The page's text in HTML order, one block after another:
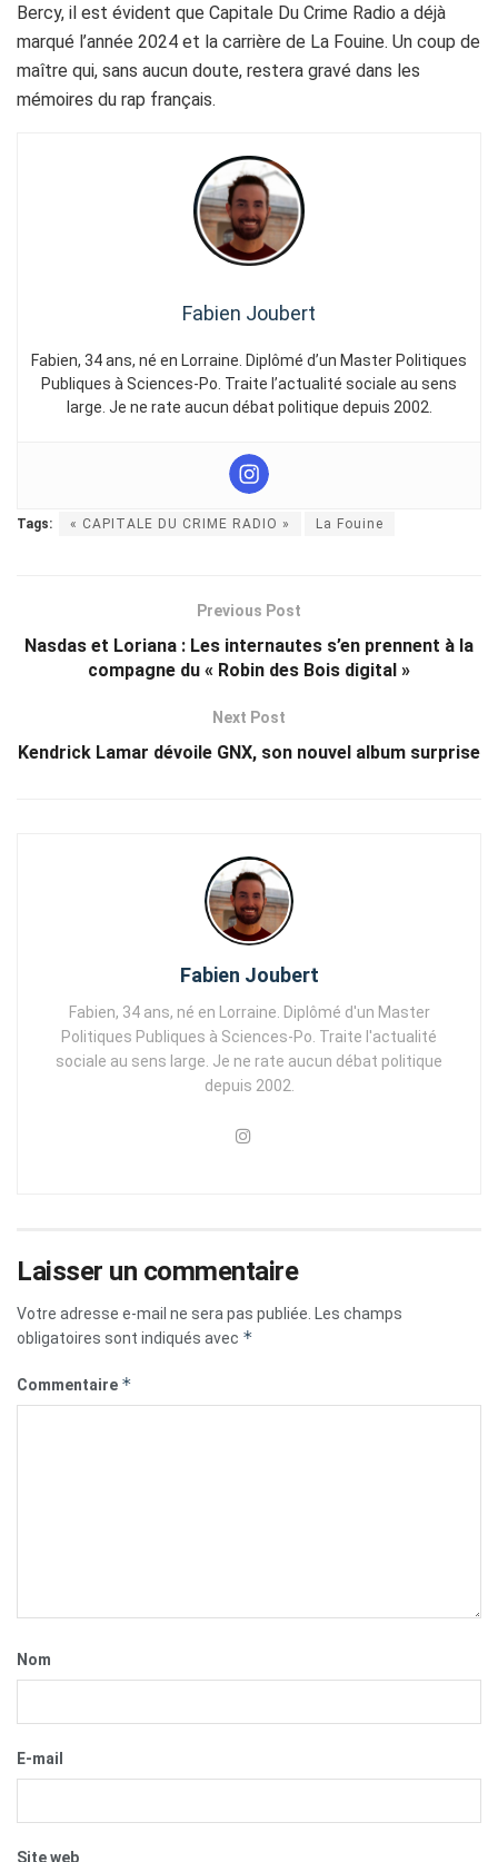
Bercy, il est évident que Capitale Du Crime Radio a déjà
marqué l’année 2024 et la carrière de La Fouine. Un coup de
maître qui, sans aucun doute, restera gravé dans les
mémoires du rap français.
Fabien Joubert
Fabien, 34 ans, né en Lorraine. Diplômé d’un Master Politiques
Publiques à Sciences-Po. Traite l’actualité sociale au sens
large. Je ne rate aucun débat politique depuis 2002.
Tags: « CAPITALE DU CRIME RADIO » La Fouine
Previous Post
Nasdas et Loriana : Les internautes s’en prennent à la
compagne du « Robin des Bois digital »
Next Post
Kendrick Lamar dévoile GNX, son nouvel album surprise
Fabien Joubert
Fabien, 34 ans, né en Lorraine. Diplômé d'un Master
Politiques Publiques à Sciences-Po. Traite l'actualité
sociale au sens large. Je ne rate aucun débat politique
depuis 2002.
Laisser un commentaire
Votre adresse e-mail ne sera pas publiée.
Les champs
obligatoires sont indiqués avec *
Commentaire *
Nom
E-mail
Site web